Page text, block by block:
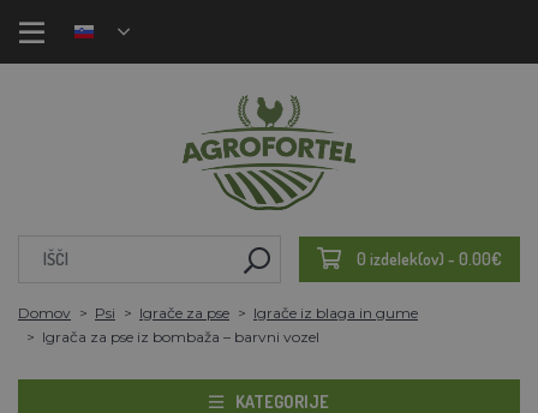
0 izdelek(ov) - 0.00€
Domov Psi Igrače za pse
Igrače iz blaga in gume
Igrača za pse iz bombaža – barvni vozel
KATEGORIJE